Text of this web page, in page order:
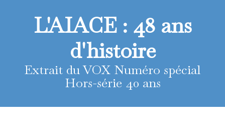
L'AIACE : 48 ans
d'histoire
Extrait du VOX Numéro spécial
Hors-série 40 ans